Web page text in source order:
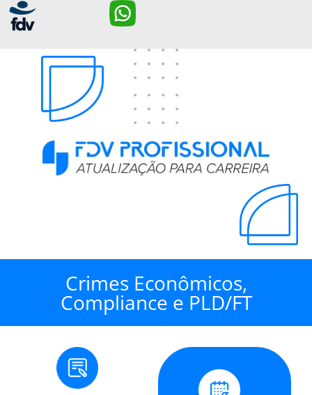
Crimes Econômicos,
Compliance e PLD/FT